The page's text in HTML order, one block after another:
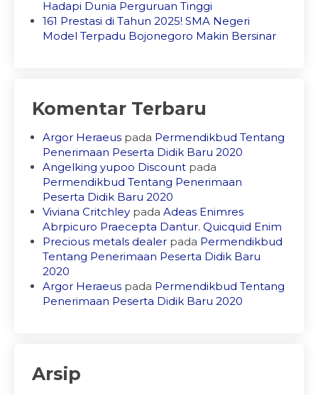
Hadapi Dunia Perguruan Tinggi
161 Prestasi di Tahun 2025! SMA Negeri
Model Terpadu Bojonegoro Makin Bersinar
Komentar Terbaru
Argor Heraeus pada Permendikbud Tentang
Penerimaan Peserta Didik Baru 2020
Angelking yupoo Discount pada
Permendikbud Tentang Penerimaan
Peserta Didik Baru 2020
Viviana Critchley pada Adeas Enimres
Abrpicuro Praecepta Dantur. Quicquid Enim
Precious metals dealer pada Permendikbud
Tentang Penerimaan Peserta Didik Baru
2020
Argor Heraeus pada Permendikbud Tentang
Penerimaan Peserta Didik Baru 2020
Arsip